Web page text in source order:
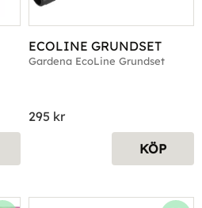
ECOLINE GRUNDSET
Gardena EcoLine Grundset
295 kr
KÖP